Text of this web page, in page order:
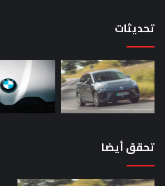
تحديثات
تحقق أيضا